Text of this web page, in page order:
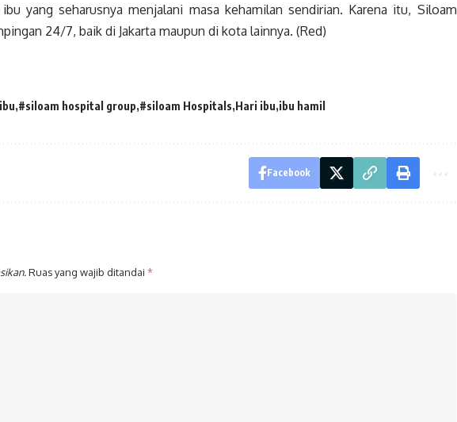
yang seharusnya menjalani masa kehamilan sendirian. Karena itu, Siloam
24/7, baik di Jakarta maupun di kota lainnya. (Red)
#siloam hospital group #siloam Hospitals Hari ibu ibu hamil
Facebook
Ruas yang wajib ditandai *